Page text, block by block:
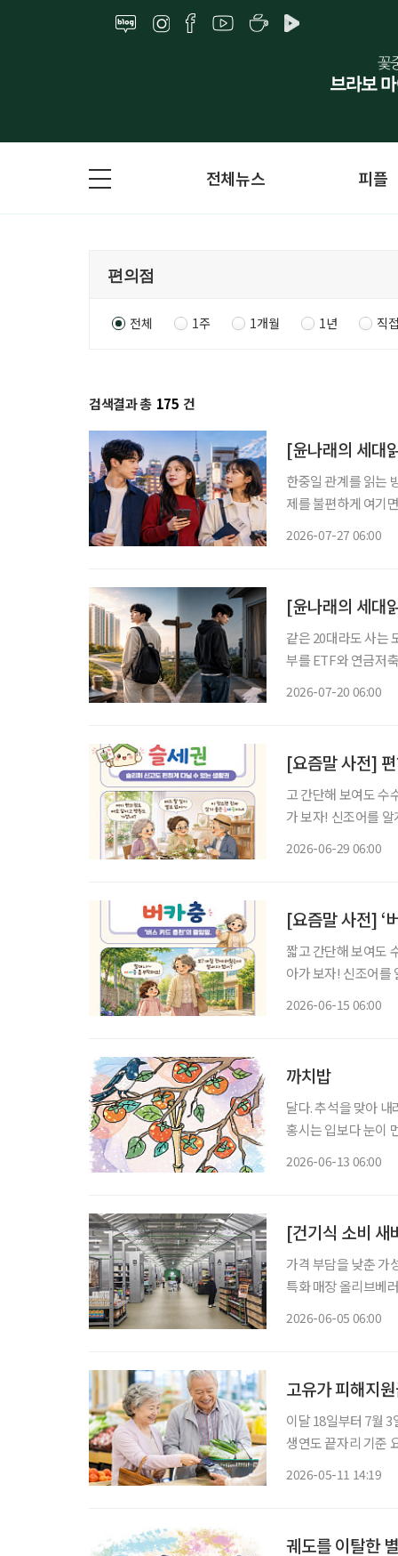
전체뉴스 피플
전체 1주 1개월 1년 직
검색결과 총 175 건
[윤나래의 세대
한중일 관계를 읽는
제를 불편하게 여기
2026-07-27 06:00
[윤나래의 세대
같은 20대라도 사는
부를 ETF와 연금저
2026-07-20 06:00
[요즘말 사전]
고 간단해 보여도 수
가 보자! 신조어를
2026-06-29 06:00
[요즘말 사전] ‘
짧고 간단해 보여도
아가 보자! 신조어를
2026-06-15 06:00
까치밥
달다. 추석을 맞아
홍시는 입보다 눈이
2026-06-13 06:00
[건기식 소비
가격 부담을 낮춘 가
특화 매장 올리브베
2026-06-05 06:00
고유가 피해지
이달 18일부터 7월
생연도 끝자리 기준
2026-05-11 14:19
궤도를 이탈한